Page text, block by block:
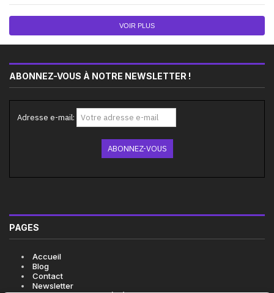
VOIR PLUS
ABONNEZ-VOUS À NOTRE NEWSLETTER !
Adresse e-mail:
PAGES
Accueil
Blog
Contact
Newsletter